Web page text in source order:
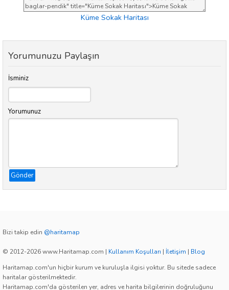
Küme Sokak Haritası
Yorumunuzu Paylaşın
İsminiz
Yorumunuz
Gönder
Bizi takip edin @haritamap
© 2012-2026 www.Haritamap.com | Kullanım Koşulları | İletişim | Blog
Haritamap.com'un hiçbir kurum ve kuruluşla ilgisi yoktur. Bu sitede sadece
haritalar gösterilmektedir.
Haritamap.com'da gösterilen yer, adres ve harita bilgilerinin doğruluğunu